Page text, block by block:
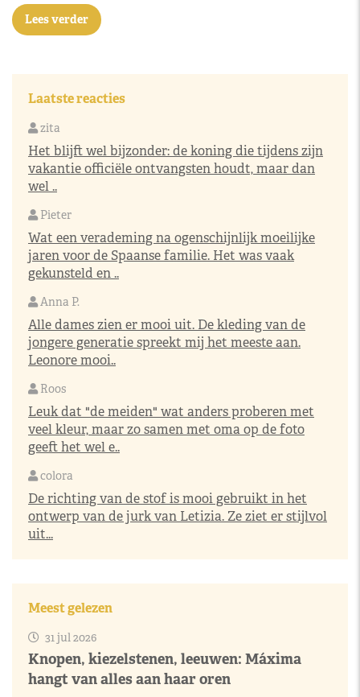
Lees verder
Laatste reacties
zita
Het blijft wel bijzonder: de koning die tijdens zijn
vakantie officiële ontvangsten houdt, maar dan
wel ..
Pieter
Wat een verademing na ogenschijnlijk moeilijke
jaren voor de Spaanse familie. Het was vaak
gekunsteld en ..
Anna P.
Alle dames zien er mooi uit. De kleding van de
jongere generatie spreekt mij het meeste aan.
Leonore mooi..
Roos
Leuk dat "de meiden" wat anders proberen met
veel kleur, maar zo samen met oma op de foto
geeft het wel e..
colora
De richting van de stof is mooi gebruikt in het
ontwerp van de jurk van Letizia. Ze ziet er stijlvol
uit...
Meest gelezen
31 jul 2026
Knopen, kiezelstenen, leeuwen: Máxima
hangt van alles aan haar oren